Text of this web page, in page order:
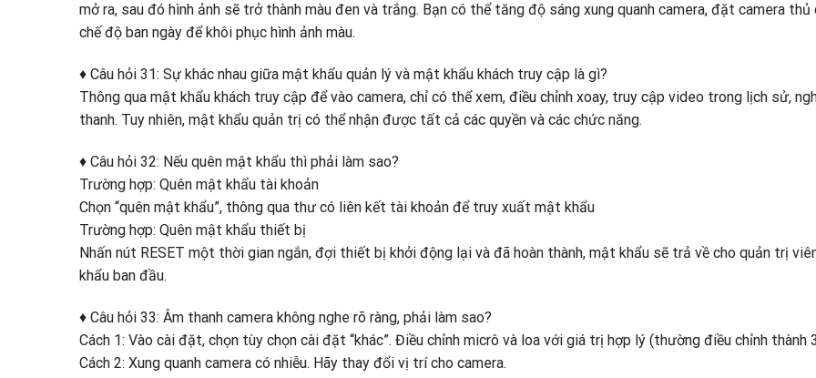
mở ra, sau đó hình ảnh sẽ trở thành màu đen và trắng. Bạn có thể tăng độ sáng xung quanh camera, đặt camera thủ
chế độ ban ngày để khôi phục hình ảnh màu.
♦ Câu hỏi 31: Sự khác nhau giữa mật khẩu quản lý và mật khẩu khách truy cập là gì?
Thông qua mật khẩu khách truy cập để vào camera, chỉ có thể xem, điều chỉnh xoay, truy cập video trong lịch sử,
thanh. Tuy nhiên, mật khẩu quản trị có thể nhận được tất cả các quyền và các chức năng.
♦ Câu hỏi 32: Nếu quên mật khẩu thì phải làm sao?
Trường hợp: Quên mật khẩu tài khoản
Chọn “quên mật khẩu”, thông qua thư có liên kết tài khoản để truy xuất mật khẩu
Trường hợp: Quên mật khẩu thiết bị
Nhấn nút RESET một thời gian ngắn, đợi thiết bị khởi động lại và đã hoàn thành, mật khẩu sẽ trả về cho quản trị
khẩu ban đầu.
♦ Câu hỏi 33: Âm thanh camera không nghe rõ ràng, phải làm sao?
Cách 1: Vào cài đặt, chọn tùy chọn cài đặt “khác”. Điều chỉnh micrô và loa với giá trị hợp lý (thường điều chỉnh thành
Cách 2: Xung quanh camera có nhiễu. Hãy thay đổi vị trí cho camera.